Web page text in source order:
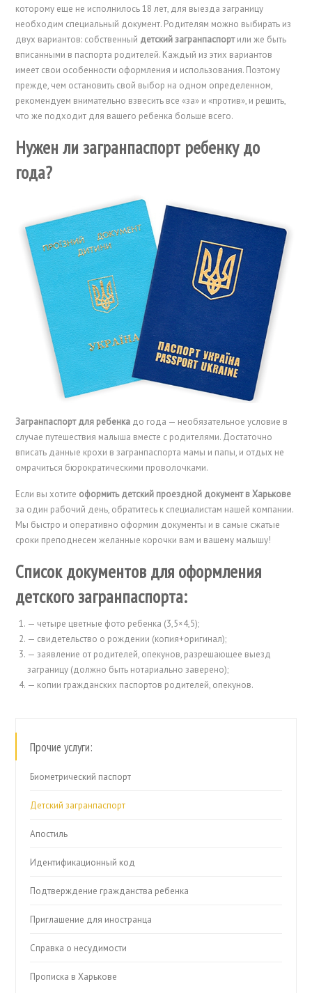
которому еще не исполнилось 18 лет, для выезда заграницу
необходим специальный документ. Родителям можно выбирать из
двух вариантов: собственный детский загранпаспортили же быть
вписанными в паспорта родителей. Каждый из этих вариантов
имеет свои особенности оформления и использования. Поэтому
прежде, чем остановить свой выбор на одном определенном,
рекомендуем внимательно взвесить все «за» и «против», и решить,
что же подходит для вашего ребенка больше всего.
Нужен ли загранпаспорт ребенку до
года?
Загранпаспорт для ребенка до года — необязательное условие в
случае путешествия малыша вместе с родителями. Достаточно
вписать данные крохи в загранпаспорта мамы и папы, и отдых не
омрачиться бюрократическими проволочками.
Если вы хотите оформить детский проездной документ в Харькове
за один рабочий день, обратитесь к специалистам нашей компании.
Мы быстро и оперативно оформим документы и в самые сжатые
сроки преподнесем желанные корочки вам и вашему малышу!
Список документов для оформления
детского загранпаспорта:
— четыре цветные фото ребенка (3,5×4,5);
— свидетельство о рождении (копия+оригинал);
— заявление от родителей, опекунов, разрешающее выезд
заграницу (должно быть нотариально заверено);
— копии гражданских паспортов родителей, опекунов.
Прочие услуги:
Биометрический паспорт
Детский загранпаспорт
Апостиль
Идентификационный код
Подтверждение гражданства ребенка
Приглашение для иностранца
Справка о несудимости
Прописка в Харькове